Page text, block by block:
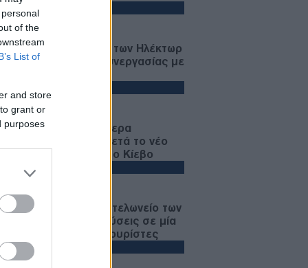
of the
List of
and store
grant or
purposes
08/26 - 17:41
Εξαγορά του 75% των Ηλέκτωρ
στο πλαίσιο συνεργασίας με
05/08/26 - 17:25
Ζητά περισσότερα
αεράμυνας μετά το νέο
σφυροκόπημα στο Κίεβο
χάος στο τελωνείο των
με 42.000 διελεύσεις σε μία
- Ταλαιπωρία για τουρίστες